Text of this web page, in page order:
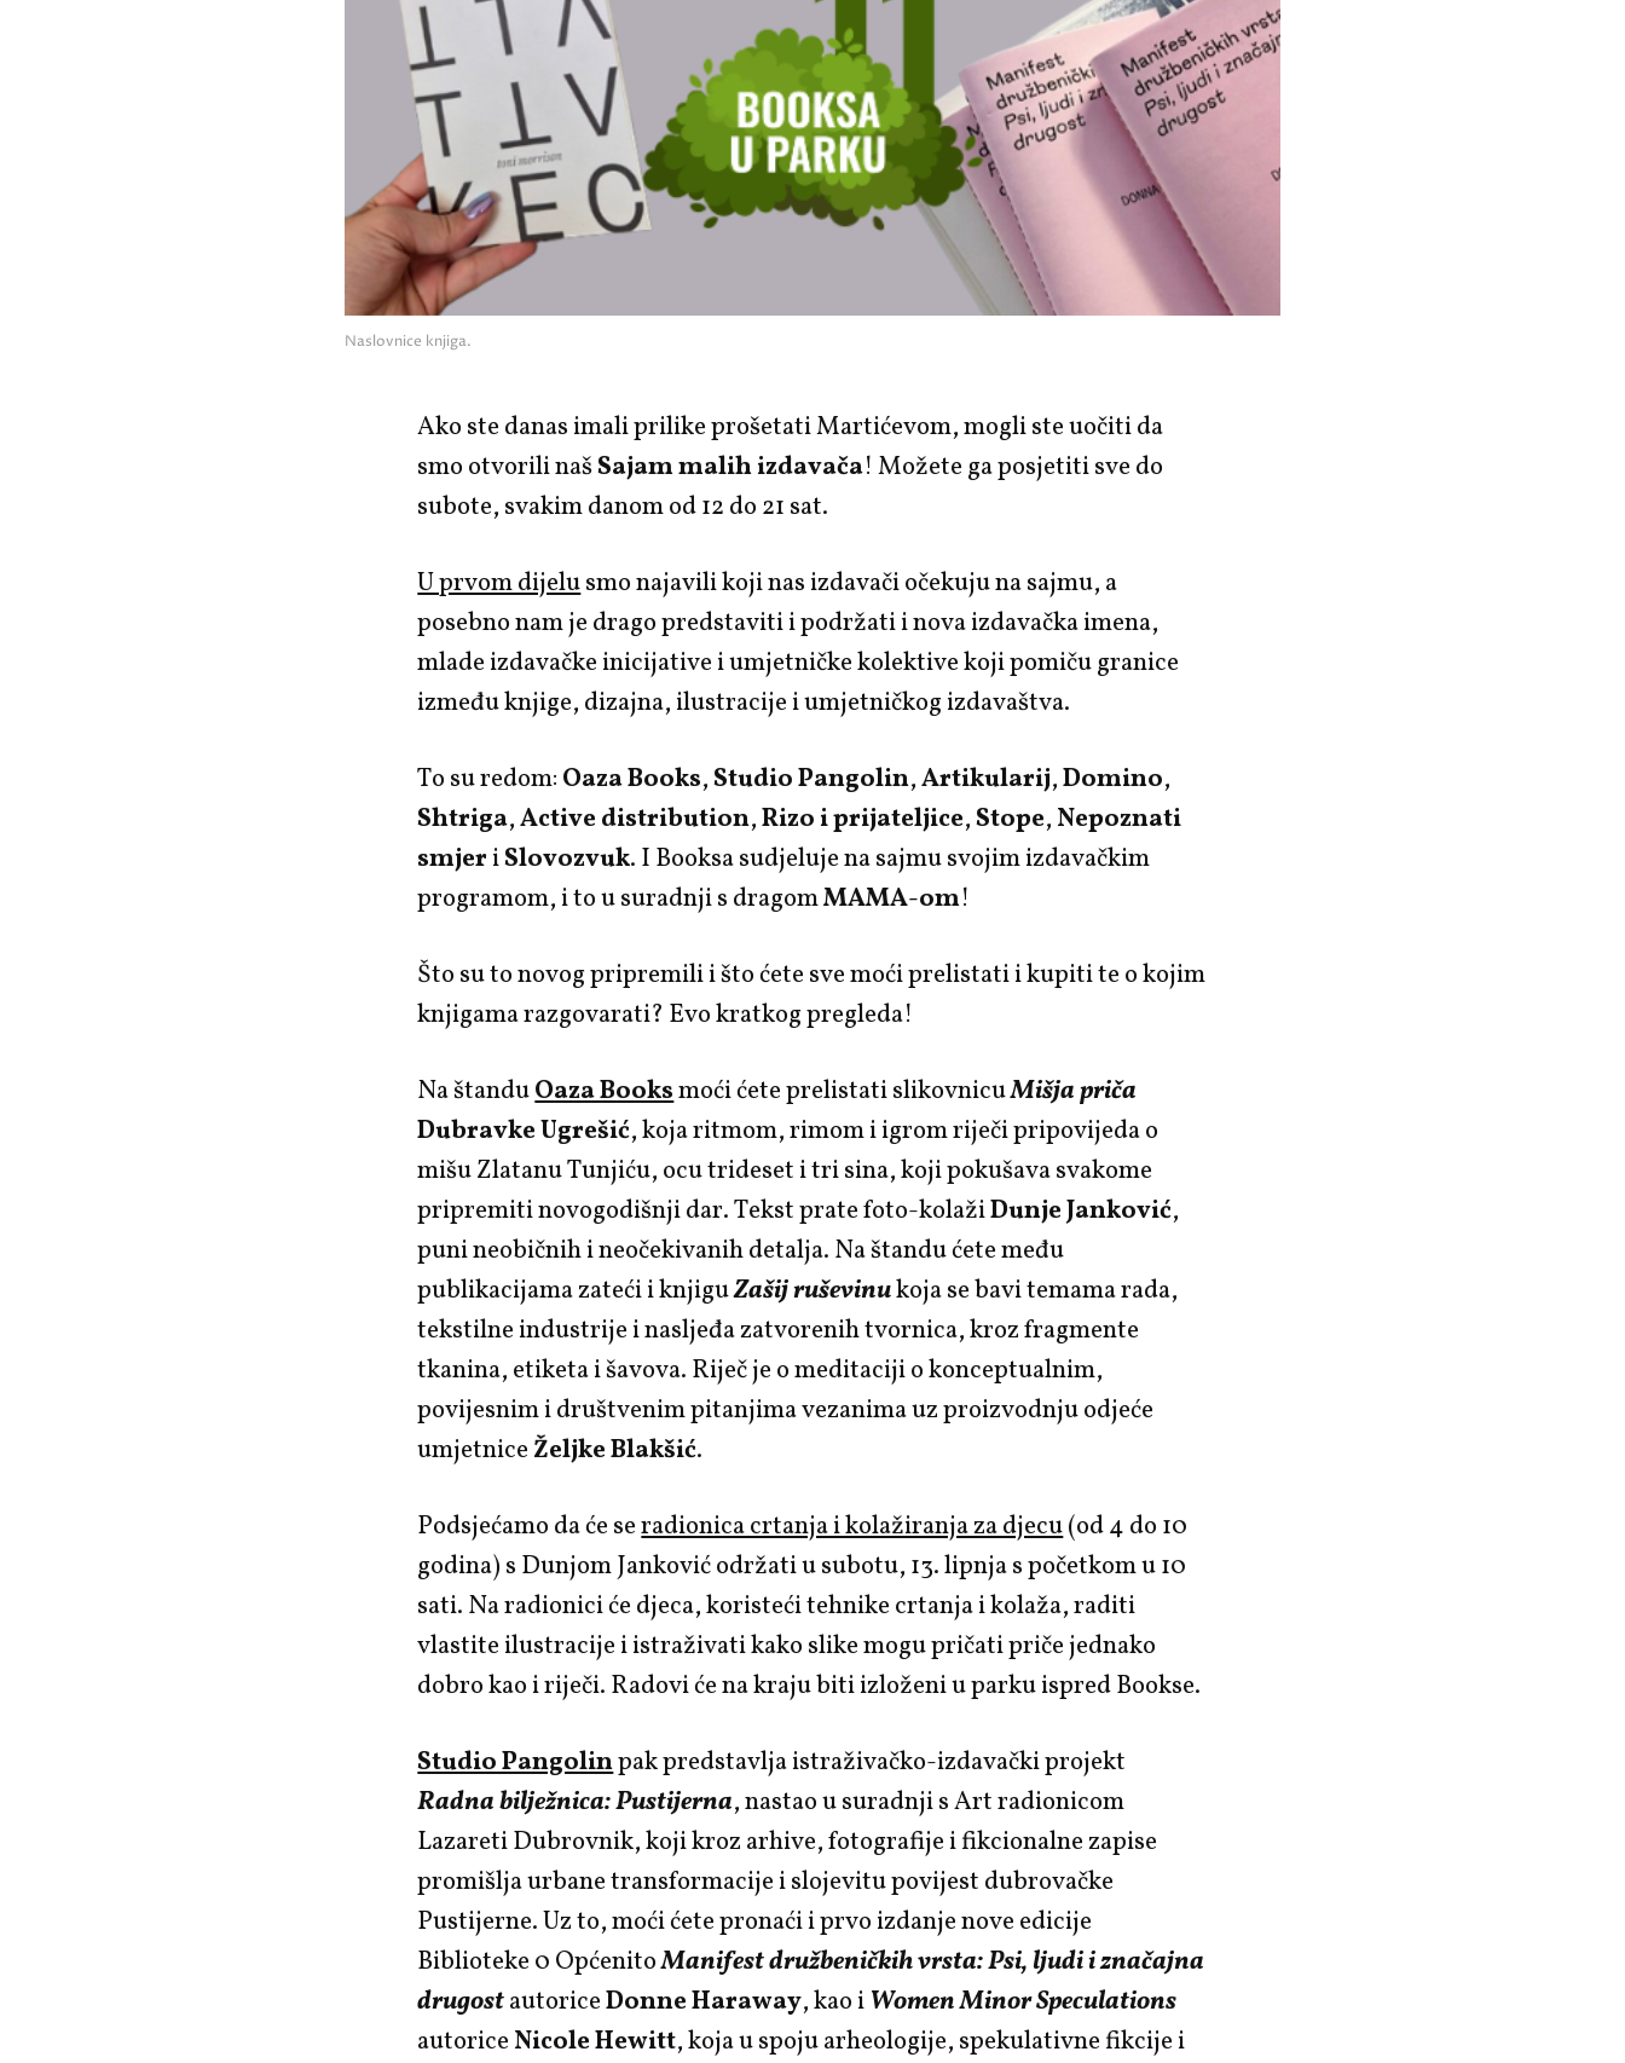
Naslovnice knjiga.
Ako ste danas imali prilike prošetati Martićevom, mogli ste uočiti da
smo otvorili našSajam malih izdavača! Možete ga posjetiti sve do
subote, svakim danom od 12 do 21 sat.
U prvom dijelusmo najavili koji nas izdavači očekuju na sajmu, a
posebno nam je drago predstaviti i podržati i nova izdavačka imena,
mlade izdavačke inicijative i umjetničke kolektive koji pomiču granice
između knjige, dizajna, ilustracije i umjetničkog izdavaštva.
To su redom: Oaza Books,Studio Pangolin,Artikularij,Domino,
Shtriga,Active distribution,Rizo i prijateljice,Stope, Nepoznati
smjeriSlovozvuk. I Booksa sudjeluje na sajmu svojim izdavačkim
programom, i to u suradnji s dragomMAMA-om!
Što su to novog pripremili i što ćete sve moći prelistati i kupiti te o kojim
knjigama razgovarati? Evo kratkog pregleda!
Na štanduOaza Booksmoći ćete prelistati slikovnicuMišja priča
Dubravke Ugrešić, koja ritmom, rimom i igrom riječi pripovijeda o
mišu Zlatanu Tunjiću, ocu trideset i tri sina, koji pokušava svakome
pripremiti novogodišnji dar. Tekst prate foto-kolažiDunje Janković,
puni neobičnih i neočekivanih detalja. Na štandu ćete među
publikacijama zateći i knjiguZašij ruševinukoja se bavi temama rada,
tekstilne industrije i nasljeđa zatvorenih tvornica, kroz fragmente
tkanina, etiketa i šavova. Riječ je o meditaciji o konceptualnim,
povijesnim i društvenim pitanjima vezanima uz proizvodnju odjeće
umjetnice Željke Blakšić.
Podsjećamo da će seradionica crtanja i kolažiranja za djecu(od 4 do 10
godina) s Dunjom Janković održati u subotu, 13. lipnja s početkom u 10
sati. Na radionici će djeca, koristeći tehnike crtanja i kolaža, raditi
vlastite ilustracije i istraživati kako slike mogu pričati priče jednako
dobro kao i riječi. Radovi će na kraju biti izloženi u parku ispred Bookse.
Studio Pangolinpak predstavlja istraživačko-izdavački projekt
Radna bilježnica: Pustijerna, nastao u suradnji s Art radionicom
Lazareti Dubrovnik, koji kroz arhive, fotografije i fikcionalne zapise
promišlja urbane transformacije i slojevitu povijest dubrovačke
Pustijerne. Uz to, moći ćete pronaći i prvo izdanje nove edicije
Biblioteke 0 OpćenitoManifest družbeničkih vrsta: Psi, ljudi i značajna
drugostautoriceDonne Haraway, kao i Women Minor Speculations
autorice Nicole Hewitt, koja u spoju arheologije, spekulativne fikcije i